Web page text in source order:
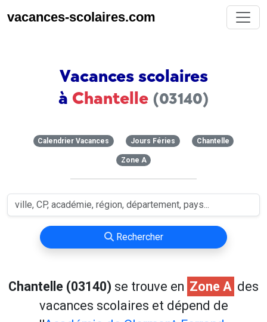
vacances-scolaires.com
Vacances scolaires
à Chantelle (03140)
Calendrier Vacances Jours Féries Chantelle
Zone A
Rechercher
Chantelle (03140) se trouve en Zone A des
vacances scolaires et dépend de